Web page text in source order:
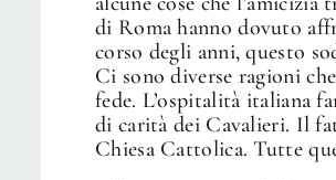
di Roma hanno dovuto
corso degli anni, questo
Ci sono diverse ragioni
fede. L’ospitalità italiana
di carità dei Cavalieri. Il
Chiesa Cattolica. Tutte